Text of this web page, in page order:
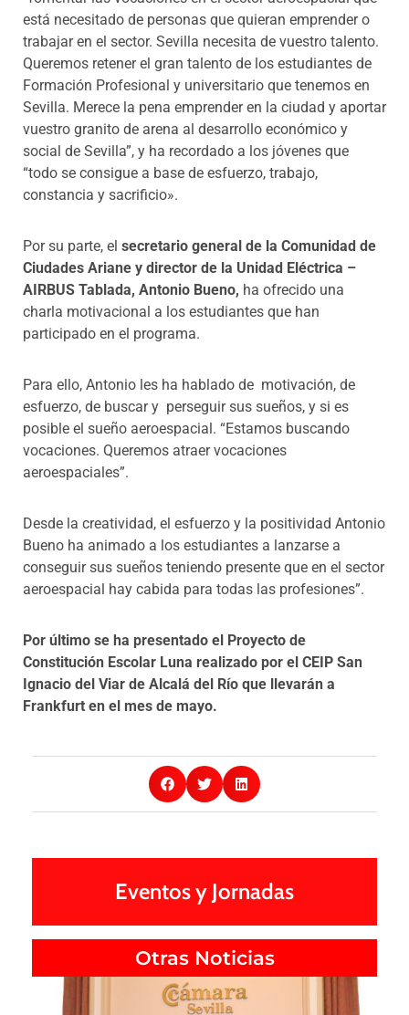
está necesitado de personas que quieran emprender o
trabajar en el sector. Sevilla necesita de vuestro talento.
Queremos retener el gran talento de los estudiantes de
Formación Profesional y universitario que tenemos en
Sevilla. Merece la pena emprender en la ciudad y aportar
vuestro granito de arena al desarrollo económico y
social de Sevilla”, y ha recordado a los jóvenes que
“todo se consigue a base de esfuerzo, trabajo,
constancia y sacrificio».
Por su parte, el secretario general de la Comunidad de
Ciudades Ariane y director de la Unidad Eléctrica –
AIRBUS Tablada, Antonio Bueno, ha ofrecido una
charla motivacional a los estudiantes que han
participado en el programa.
Para ello, Antonio les ha hablado de motivación, de
esfuerzo, de buscar y perseguir sus sueños, y si es
posible el sueño aeroespacial. “Estamos buscando
vocaciones. Queremos atraer vocaciones
aeroespaciales”.
Desde la creatividad, el esfuerzo y la positividad Antonio
Bueno ha animado a los estudiantes a lanzarse a
conseguir sus sueños teniendo presente que en el sector
aeroespacial hay cabida para todas las profesiones”.
Por último se ha presentado el Proyecto de
Constitución Escolar Luna realizado por el CEIP San
Ignacio del Viar de Alcalá del Río que llevarán a
Frankfurt en el mes de mayo.
Eventos y Jornadas
Otras Noticias